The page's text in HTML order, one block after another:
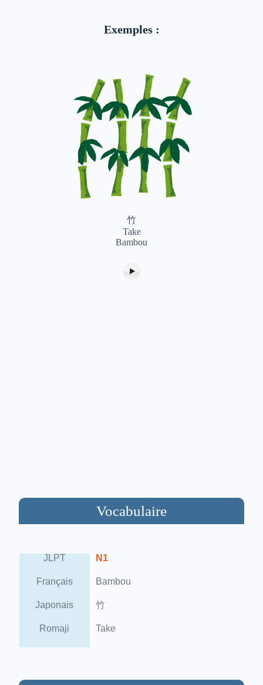
Exemples :
竹
Take
Bambou
Vocabulaire
JLPT N1
Français Bambou
Japonais 竹
Romaji Take